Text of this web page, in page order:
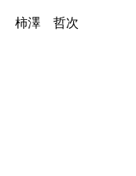
柿澤 哲次